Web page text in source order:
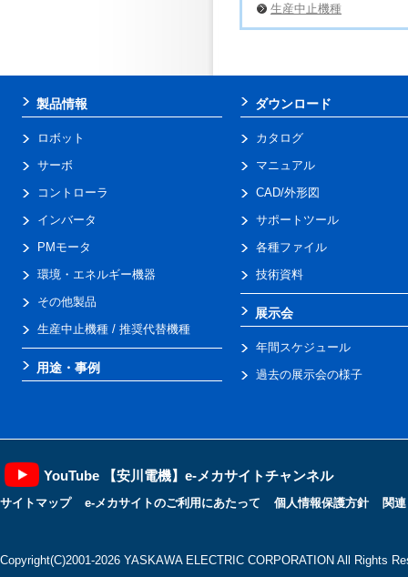
生産中止機種
製品情報
ロボット
サーボ
コントローラ
インバータ
PMモータ
環境・エネルギー機器
その他製品
生産中止機種 / 推奨代替機種
用途・事例
ダウンロード
カタログ
マニュアル
CAD/外形図
サポートツール
各種ファイル
技術資料
展示会
年間スケジュール
過去の展示会の様子
YouTube 【安川電機】e-メカサイトチャンネル
サイトマップ e-メカサイトのご利用にあたって 個人情報保護方針 関
Copyright(C)2001‐2026 YASKAWA ELECTRIC CORPORATION All Rights